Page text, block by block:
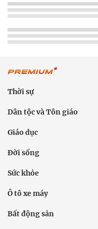
Thời sự
Dân tộc và Tôn giáo
Giáo dục
Đời sống
Sức khỏe
Ô tô xe máy
Bất động sản